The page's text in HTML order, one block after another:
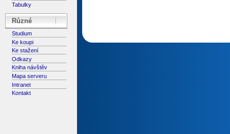
Tabulky
Různé
Studium
Ke koupi
Ke stažení
Odkazy
Kniha návštěv
Mapa serveru
Intranet
Kontakt